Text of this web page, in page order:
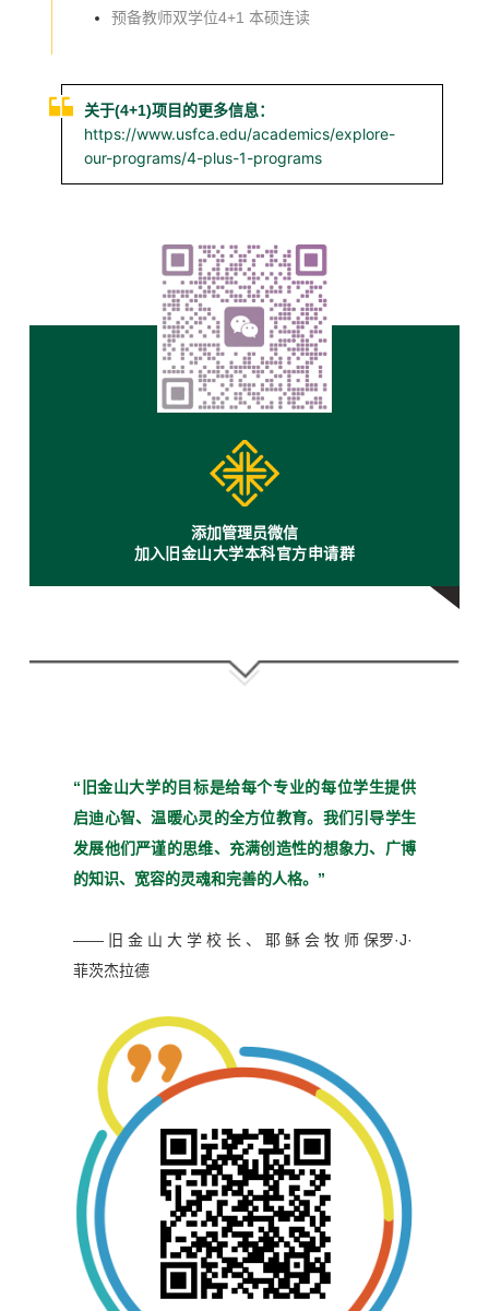
预备教师双学位4+1 本硕连读
关于(4+1)项目的更多信息：
https://www.usfca.edu/academics/explore-
our-programs/4-plus-1-programs
添加管理员微信
加入旧金山大学本科官方申请群
“旧金山大学的目标是给每个专业的每位学生提供
启迪心智、温暖心灵的全方位教育。 我们引导学生
发展他们严谨的思维、充满创造性的想象力、广博
的知识、宽容的灵魂和完善的人格。”
—— 旧 金 山 大 学 校 长 、 耶 稣 会 牧 师 保罗·J·
菲茨杰拉德